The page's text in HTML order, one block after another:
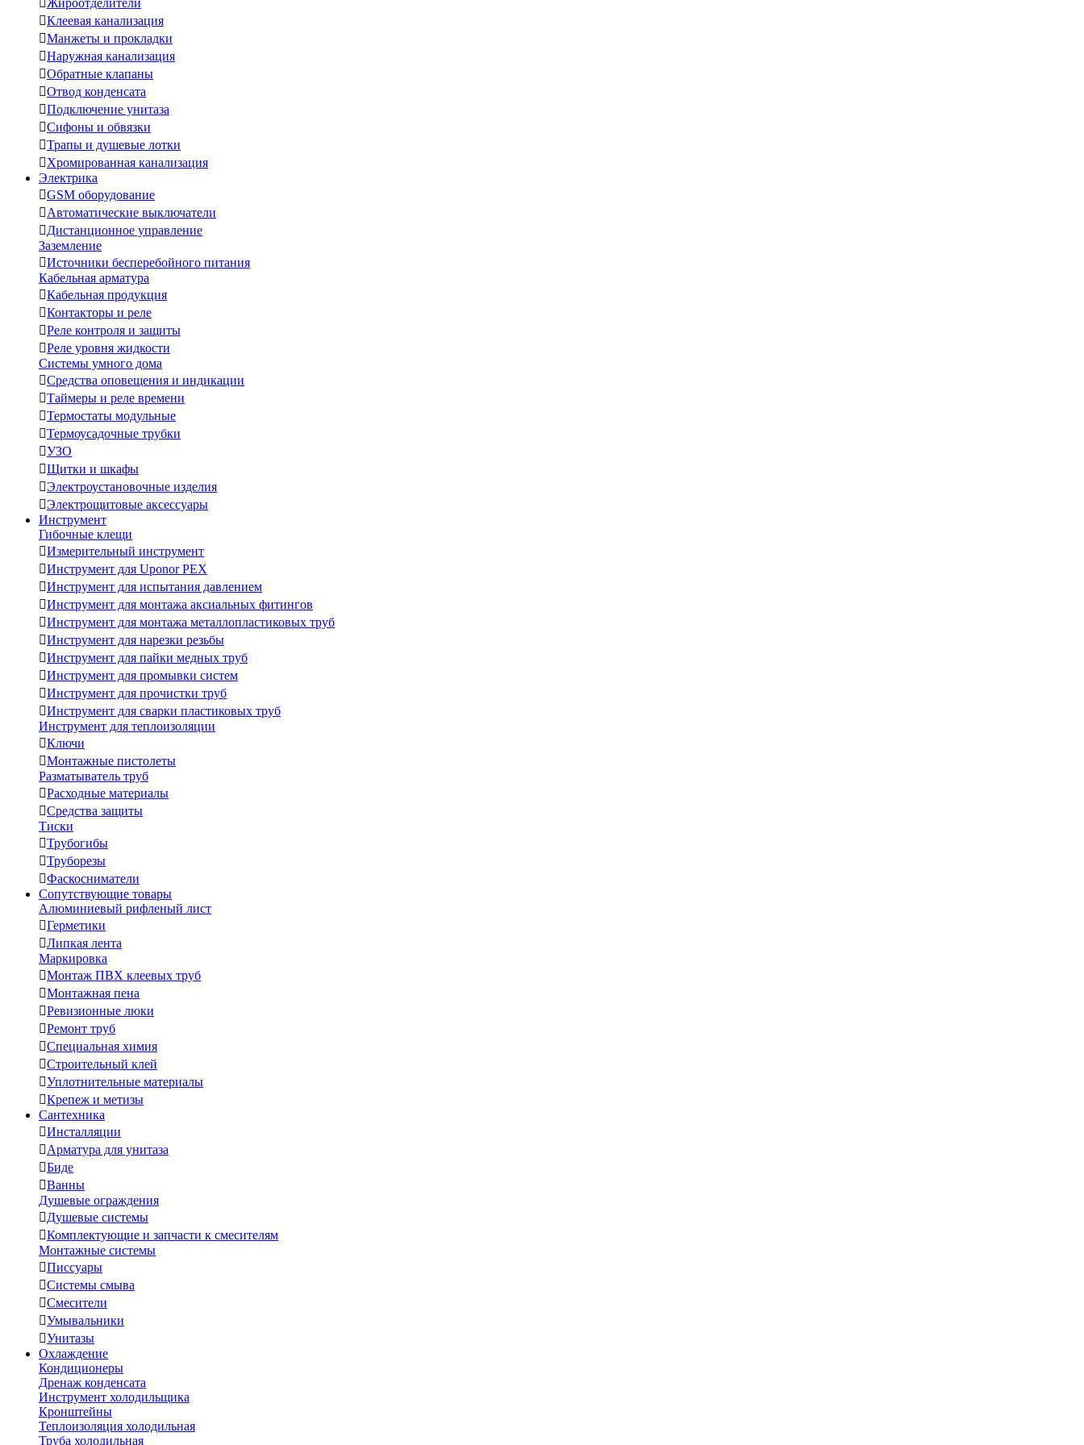
Жироотделители
Клеевая канализация
Манжеты и прокладки
Наружная канализация
Обратные клапаны
Отвод конденсата
Подключение унитаза
Сифоны и обвязки
Трапы и душевые лотки
Хромированная канализация
Электрика
GSM оборудование
Автоматические выключатели
Дистанционное управление
Заземление
Источники бесперебойного питания
Кабельная арматура
Кабельная продукция
Контакторы и реле
Реле контроля и защиты
Реле уровня жидкости
Системы умного дома
Средства оповещения и индикации
Таймеры и реле времени
Термостаты модульные
Термоусадочные трубки
УЗО
Щитки и шкафы
Электроустановочные изделия
Электрощитовые аксессуары
Инструмент
Гибочные клещи
Измерительный инструмент
Инструмент для Uponor PEX
Инструмент для испытания давлением
Инструмент для монтажа аксиальных фитингов
Инструмент для монтажа металлопластиковых труб
Инструмент для нарезки резьбы
Инструмент для пайки медных труб
Инструмент для промывки систем
Инструмент для прочистки труб
Инструмент для сварки пластиковых труб
Инструмент для теплоизоляции
Ключи
Монтажные пистолеты
Разматыватель труб
Расходные материалы
Средства защиты
Тиски
Трубогибы
Труборезы
Фаскосниматели
Сопутствующие товары
Алюминиевый рифленый лист
Герметики
Липкая лента
Маркировка
Монтаж ПВХ клеевых труб
Монтажная пена
Ревизионные люки
Ремонт труб
Специальная химия
Строительный клей
Уплотнительные материалы
Крепеж и метизы
Сантехника
Инсталляции
Арматура для унитаза
Биде
Ванны
Душевые ограждения
Душевые системы
Комплектующие и запчасти к смесителям
Монтажные системы
Писсуары
Системы смыва
Смесители
Умывальники
Унитазы
Охлаждение
Кондиционеры
Дренаж конденсата
Инструмент холодильщика
Кронштейны
Теплоизоляция холодильная
Труба холодильная